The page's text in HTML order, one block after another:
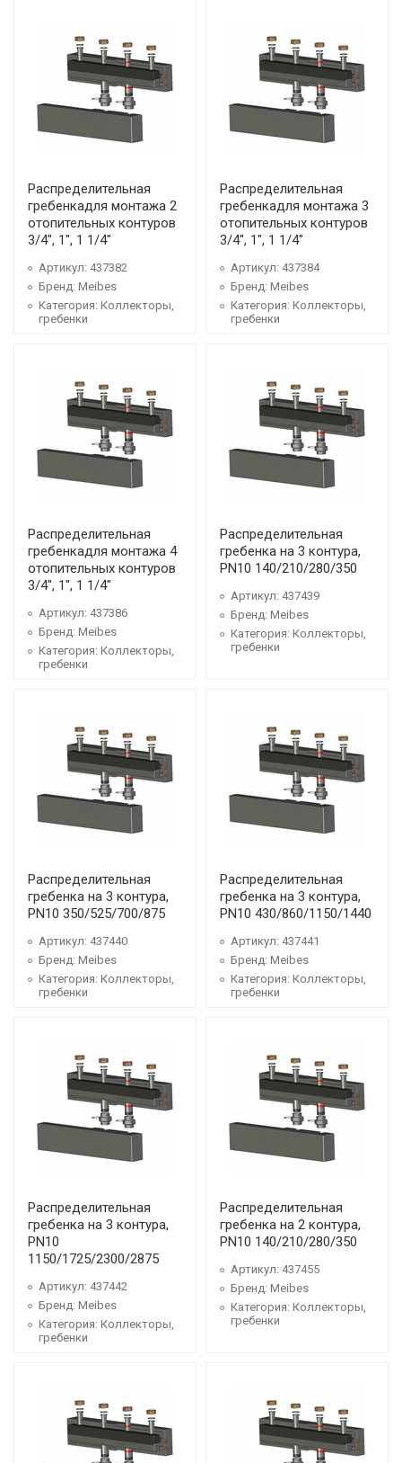
Распределительная
гребенкадля монтажа 2
отопительных контуров
3/4", 1", 1 1/4"
Артикул: 437382
Бренд: Meibes
Категория: Коллекторы,
гребенки
Распределительная
гребенкадля монтажа 3
отопительных контуров
3/4", 1", 1 1/4"
Артикул: 437384
Бренд: Meibes
Категория: Коллекторы,
гребенки
Распределительная
гребенкадля монтажа 4
отопительных контуров
3/4", 1", 1 1/4"
Артикул: 437386
Бренд: Meibes
Категория: Коллекторы,
гребенки
Распределительная
гребенка на 3 контура,
PN10 140/210/280/350
Артикул: 437439
Бренд: Meibes
Категория: Коллекторы,
гребенки
Распределительная
гребенка на 3 контура,
PN10 350/525/700/875
Артикул: 437440
Бренд: Meibes
Категория: Коллекторы,
гребенки
Распределительная
гребенка на 3 контура,
PN10 430/860/1150/1440
Артикул: 437441
Бренд: Meibes
Категория: Коллекторы,
гребенки
Распределительная
гребенка на 3 контура,
PN10
1150/1725/2300/2875
Артикул: 437442
Бренд: Meibes
Категория: Коллекторы,
гребенки
Распределительная
гребенка на 2 контура,
PN10 140/210/280/350
Артикул: 437455
Бренд: Meibes
Категория: Коллекторы,
гребенки